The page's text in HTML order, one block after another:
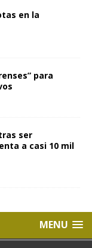
en la
para
ser
a casi 10 mil
MENU